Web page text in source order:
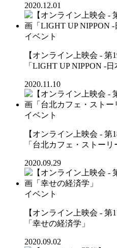
2020.12.01
イベント
【オンライン上映会 - 第
「LIGHT UP NIPPON -
2020.11.10
イベント
【オンライン上映会 - 第
「台北カフェ・ストーリ
2020.09.29
イベント
【オンライン上映会 - 第
「幸せの経済学」
2020.09.02